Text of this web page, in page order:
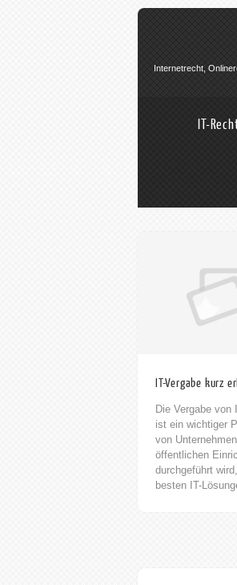
Internetrecht,
IT-
IT-Vergabe kurz
Die Vergabe von
ist ein wichtiger
von
öffentlichen
durchgeführt
besten IT-